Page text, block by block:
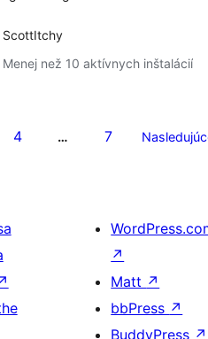
ScottItchy
Menej než 10 aktívnych inštalácií
4 … 7
↗
Matt ↗
bbPress ↗
BuddyPress ↗